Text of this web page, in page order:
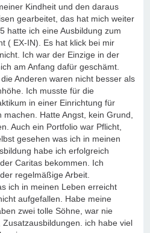
Kindheit und den daraus
gearbeitet, das hat mich weiter
hatte ich eine Ausbildung zum
( EX-IN). Es hat klick bei mir
Ich war der Einzige in der
am Anfang dafür geschämt.
Anderen waren nicht besser als
Ich musste für die
in einer Einrichtung für
Hatte Angst, kein Grund,
Auch ein Portfolio war Pflicht,
gesehen was ich in meinen
habe ich erfolgreich
Caritas bekommen. Ich
regelmäßige Arbeit.
ich in meinen Leben erreicht
aufgefallen. Habe meine
zwei tolle Söhne, war nie
ich habe viel